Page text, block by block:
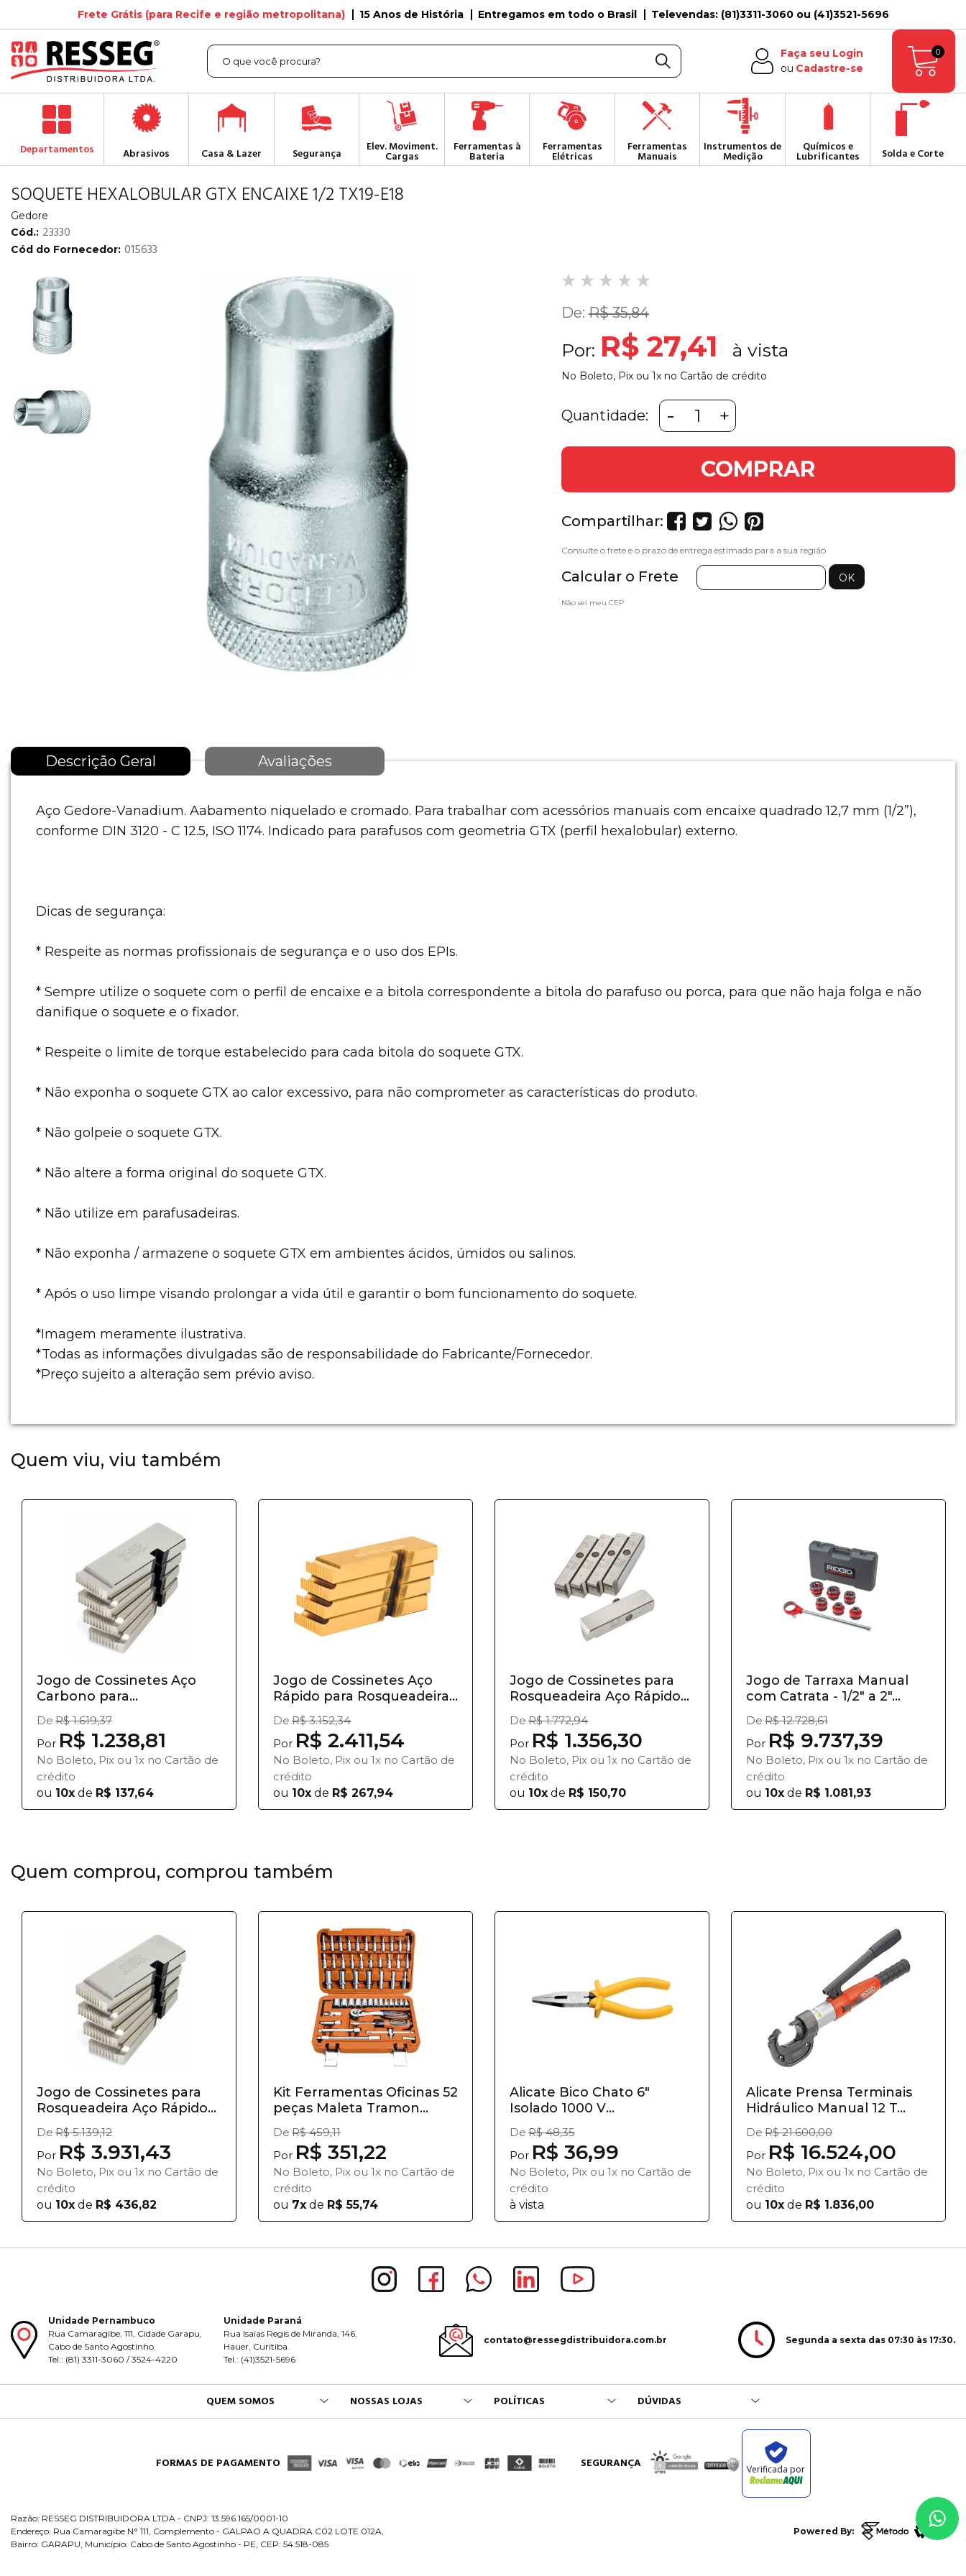
Frete Grátis (para Recife e região metropolitana) 15 Anos de História Entregamos em todo o Brasil Televendas: (81)3311-3060 ou (41)3521-5696
Faça seu Login
ou Cadastre-se
0
Departamentos Abrasivos Casa & Lazer Segurança
Elev. Moviment.
Cargas
Ferramentas à
Bateria
Ferramentas
Elétricas
Ferramentas
Manuais
Instrumentos de
Medição
Químicos e
Lubrificantes Solda e Corte
SOQUETE HEXALOBULAR GTX ENCAIXE 1/2 TX19-E18
Gedore
Cód.: 23330
Cód do Fornecedor: 015633
De:R$ 35,84
Por: R$ 27,41
No Boleto, Pix ou 1x no Cartão de crédito
Quantidade: - +
COMPRAR
Compartilhar:
Calcular o Frete
Não sei meu CEP
Descrição Geral Avaliações
Aço Gedore-Vanadium. Aabamento niquelado e cromado. Para trabalhar com acessórios manuais com encaixe quadrado 12,7 mm (1/2”),
conforme DIN 3120 - C 12.5, ISO 1174. Indicado para parafusos com geometria GTX (perfil hexalobular) externo.
Dicas de segurança:
* Respeite as normas profissionais de segurança e o uso dos EPIs.
* Sempre utilize o soquete com o perfil de encaixe e a bitola correspondente a bitola do parafuso ou porca, para que não haja folga e não
danifique o soquete e o fixador.
* Respeite o limite de torque estabelecido para cada bitola do soquete GTX.
* Não exponha o soquete GTX ao calor excessivo, para não comprometer as características do produto.
* Não golpeie o soquete GTX.
* Não altere a forma original do soquete GTX.
* Não utilize em parafusadeiras.
* Não exponha / armazene o soquete GTX em ambientes ácidos, úmidos ou salinos.
* Após o uso limpe visando prolongar a vida útil e garantir o bom funcionamento do soquete.
*Imagem meramente ilustrativa.
*Todas as informações divulgadas são de responsabilidade do Fabricante/Fornecedor.
*Preço sujeito a alteração sem prévio aviso.
Quem viu, viu também
Jogo de Cossinetes Aço
Carbono para
Rosqueadeir...
De R$ 1.619,37
Por R$ 1.238,81
No Boleto, Pix ou 1x no Cartão de
crédito
ou 10x de R$ 137,64
Jogo de Cossinetes Aço
Rápido para Rosqueadeira...
De R$ 3.152,34
Por R$ 2.411,54
No Boleto, Pix ou 1x no Cartão de
crédito
ou 10x de R$ 267,94
Jogo de Cossinetes para
Rosqueadeira Aço Rápido...
De R$ 1.772,94
Por R$ 1.356,30
No Boleto, Pix ou 1x no Cartão de
crédito
ou 10x de R$ 150,70
Jogo de Tarraxa Manual
com Catrata - 1/2" a 2"...
De R$ 12.728,61
Por R$ 9.737,39
No Boleto, Pix ou 1x no Cartão de
crédito
ou 10x de R$ 1.081,93
Quem comprou, comprou também
Jogo de Cossinetes para
Rosqueadeira Aço Rápido...
De R$ 5.139,12
Por R$ 3.931,43
No Boleto, Pix ou 1x no Cartão de
crédito
ou 10x de R$ 436,82
Kit Ferramentas Oficinas 52
peças Maleta Tramon...
De R$ 459,11
Por R$ 351,22
No Boleto, Pix ou 1x no Cartão de
crédito
ou 7x de R$ 55,74
Alicate Bico Chato 6"
Isolado 1000 V
Tramontina...
De R$ 48,35
Por R$ 36,99
No Boleto, Pix ou 1x no Cartão de
crédito
à vista
Alicate Prensa Terminais
Hidráulico Manual 12 T...
De R$ 21.600,00
Por R$ 16.524,00
No Boleto, Pix ou 1x no Cartão de
crédito
ou 10x de R$ 1.836,00
Unidade Pernambuco
Rua Camaragibe, 111, Cidade Garapu,
Cabo de Santo Agostinho.
Tel.: (81) 3311-3060 / 3524-4220
Unidade Paraná
Rua Isaías Regis de Miranda, 146,
Hauer, Curitiba.
Tel.: (41)3521-5696
contato@ressegdistribuidora.com.br Segunda a sexta das 07:30 às 17:30.
QUEM SOMOS NOSSAS LOJAS POLÍTICAS DÚVIDAS
FORMAS DE PAGAMENTO SEGURANÇA Verificada por
Razão: RESSEG DISTRIBUIDORA LTDA - CNPJ: 13.596.165/0001-10
Endereço: Rua Camaragibe N° 111, Complemento - GALPAO A QUADRA C02 LOTE 012A,
Bairro: GARAPU, Município: Cabo de Santo Agostinho - PE, CEP: 54.518-085
Powered By: